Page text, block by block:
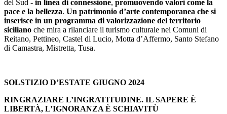
del Sud - in linea di connessione, promuovendo valori come la
pace e la bellezza. Un patrimonio d’arte contemporanea che si
inserisce in un programma di valorizzazione del territorio
siciliano che mira a rilanciare il turismo culturale nei Comuni di
Reitano, Pettineo, Castel di Lucio, Motta d’Affermo, Santo Stefano
di Camastra, Mistretta, Tusa.
SOLSTIZIO D’ESTATE GIUGNO 2024
RINGRAZIARE L’INGRATITUDINE. IL SAPERE È
LIBERTÀ, L’IGNORANZA È SCHIAVITÙ